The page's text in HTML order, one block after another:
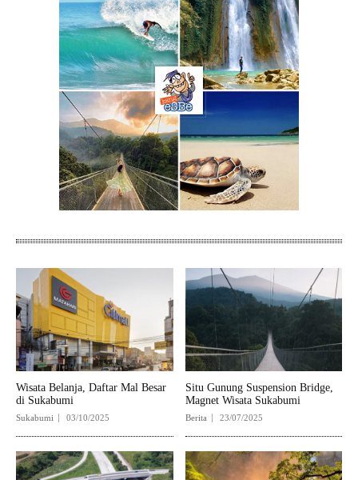
Wisata Belanja, Daftar Mal Besar
di Sukabumi
Sukabumi 03/10/2025
Situ Gunung Suspension Bridge,
Magnet Wisata Sukabumi
Berita 23/07/2025